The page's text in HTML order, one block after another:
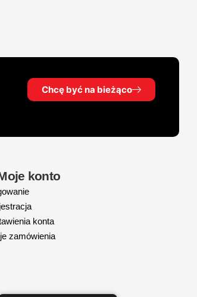
Chcę być na bieżąco
konto
konta
zamówienia